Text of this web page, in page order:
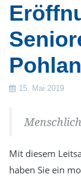
15. Mai 2019
Mit diesem
haben Sie ein